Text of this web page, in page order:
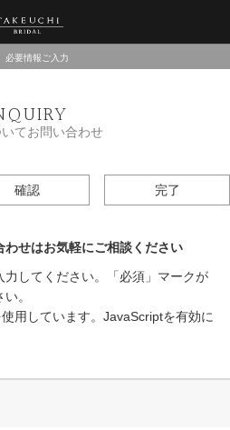
必要情報ご入力
てお問い合わせ
確認 完了
せはお気軽にご相談ください
してください。「必須」マークが
。
用しています。JavaScriptを有効に